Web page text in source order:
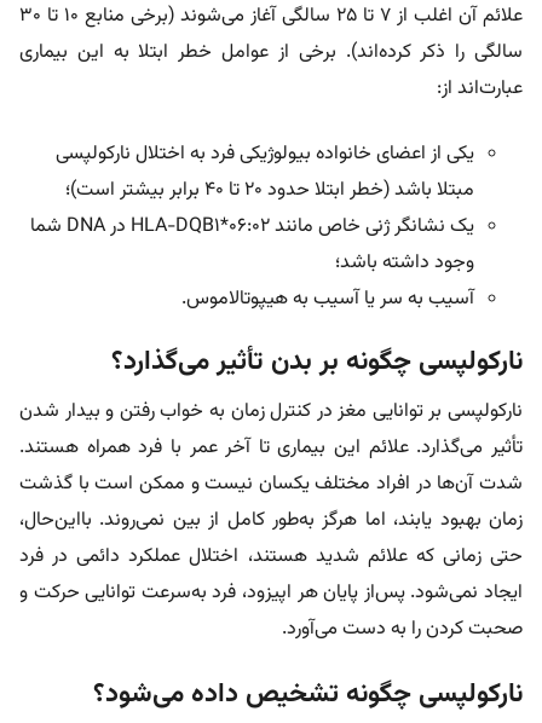
علائم آن اغلب از ۷ تا ۲۵ سالگی آغاز می‌شوند (برخی منابع ۱۰ تا ۳۰
سالگی را ذکر کرده‌اند). برخی از عوامل خطر ابتلا به این بیماری
عبارت‌اند از:
یکی از اعضای خانواده بیولوژیکی فرد به اختلال نارکولپسی
مبتلا باشد (خطر ابتلا حدود ۲۰ تا ۴۰ برابر بیشتر است)؛
یک نشانگر ژنی خاص مانند HLA-DQB1*06:02 در DNA شما
وجود داشته باشد؛
آسیب به سر یا آسیب به هیپوتالاموس.
نارکولپسی چگونه بر بدن تأثیر می‌گذارد؟
نارکولپسی بر توانایی مغز در کنترل زمان به‌ خواب‌ رفتن و بیدار شدن
تأثیر می‌گذارد. علائم این بیماری تا آخر عمر با فرد همراه هستند.
شدت آن‌ها در افراد مختلف یکسان نیست و ممکن است با گذشت
زمان بهبود یابند، اما هرگز به‌طور کامل از بین نمی‌روند. بااین‌حال،
حتی زمانی که علائم شدید هستند، اختلال عملکرد دائمی در فرد
ایجاد نمی‌شود. پس‌از پایان هر اپیزود، فرد به‌سرعت توانایی حرکت و
صحبت‌ کردن را به دست می‌آورد.
نارکولپسی چگونه تشخیص داده می‌شود؟